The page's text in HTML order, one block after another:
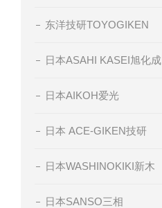
东洋技研TOYOGIKEN
日本ASAHI KASEI旭化成
日本AIKOH爱光
日本 ACE-GIKEN技研
日本WASHINOKIKI新木
日本SANSO三相